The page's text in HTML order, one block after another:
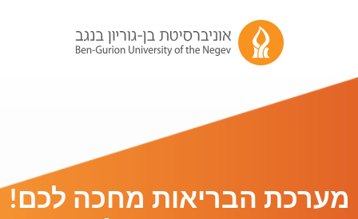
מערכת הבריאות מחכה לכם!